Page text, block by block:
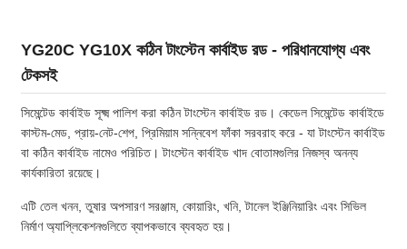
YG20C YG10X কঠিন টাংস্টেন কার্বাইড রড - পরিধানযোগ্য এবং
টেকসই
সিমেন্টেড কার্বাইড সূক্ষ্ম পালিশ করা কঠিন টাংস্টেন কার্বাইড রড। কেডেল সিমেন্টেড কার্বাইডে
কাস্টম-মেড, প্রায়-নেট-শেপ, প্রিমিয়াম সন্নিবেশ ফাঁকা সরবরাহ করে - যা টাংস্টেন কার্বাইড
বা কঠিন কার্বাইড নামেও পরিচিত। টাংস্টেন কার্বাইড খাদ বোতামগুলির নিজস্ব অনন্য
কার্যকারিতা রয়েছে।
এটি তেল খনন, তুষার অপসারণ সরঞ্জাম, কোয়ারিং, খনি, টানেল ইঞ্জিনিয়ারিং এবং সিভিল
নির্মাণ অ্যাপ্লিকেশনগুলিতে ব্যাপকভাবে ব্যবহৃত হয়।